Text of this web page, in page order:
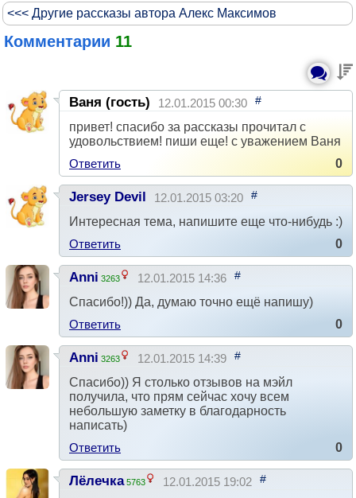
<<< Другие рассказы автора Алекс Максимов
Комментарии 11
Ваня (гость) 12.01.2015 00:30 #
привет! спасибо за рассказы прочитал с
удовольствием! пиши еще! c уважением Ваня
Ответить
0
Jersey Devil 12.01.2015 03:20 #
Интересная тема, напишите еще что-нибудь :)
Ответить
0
Anni 3263 12.01.2015 14:36 #
Спасибо!)) Да, думаю точно ещё напишу)
Ответить
0
Anni 3263 12.01.2015 14:39 #
Спасибо)) Я столько отзывов на мэйл
получила, что прям сейчас хочу всем
небольшую заметку в благодарность
написать)
Ответить
0
Лёлечка 5763 12.01.2015 19:02 #